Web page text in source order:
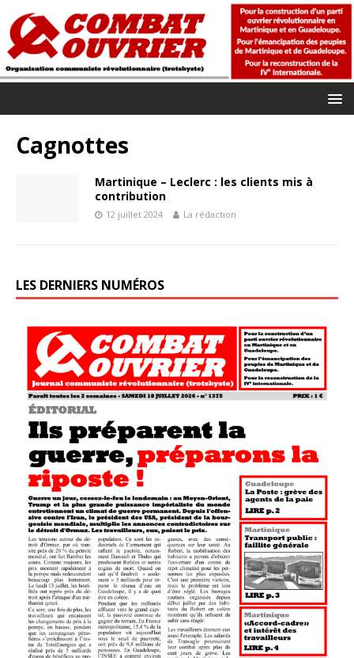
Cagnottes
Martinique – Leclerc : les clients mis à
contribution
12 juillet 2024 La rédaction
LES DERNIERS NUMÉROS